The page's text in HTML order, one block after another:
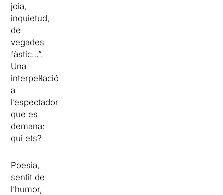
joia,
inquietud,
de
vegades
fàstic…”.
Una
interpel·lació
a
l’espectador
que es
demana:
qui ets?
Poesia,
sentit de
l’humor,